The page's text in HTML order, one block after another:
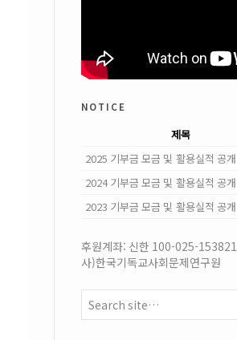
notice
제목
2025 기부금 모금 및 활용실적 공개
2024 기부금 모금 및 활용실적 공개
2023 기부금 모금 및 활용실적 공개
후원계좌: 신한 100-025-153821
사)한국기독교사회문제연구원